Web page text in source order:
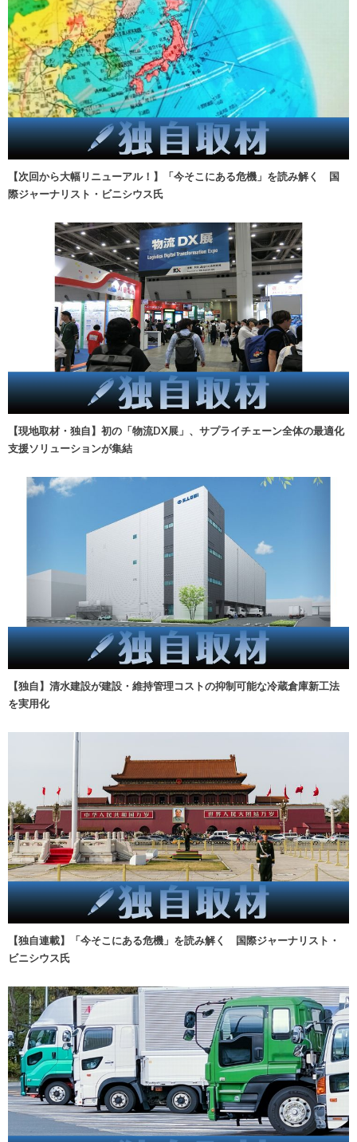
【次回から大幅リニューアル！】「今そこにある危機」を読み解く 国
際ジャーナリスト・ビニシウス氏
【現地取材・独自】初の「物流DX展」、サプライチェーン全体の最適化
支援ソリューションが集結
【独自】清水建設が建設・維持管理コストの抑制可能な冷蔵倉庫新工法
を実用化
【独自連載】「今そこにある危機」を読み解く 国際ジャーナリスト・
ビニシウス氏